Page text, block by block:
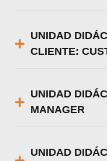
UNIDAD
CLIENTE:
UNIDAD
MANAGER
UNIDAD